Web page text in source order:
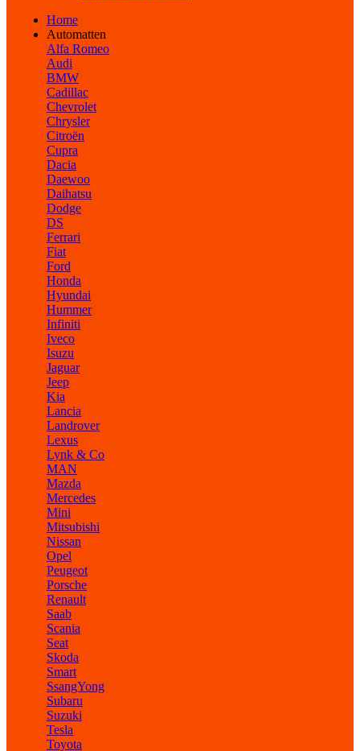
Home
Automatten
Alfa Romeo
Audi
BMW
Cadillac
Chevrolet
Chrysler
Citroën
Cupra
Dacia
Daewoo
Daihatsu
Dodge
DS
Ferrari
Fiat
Ford
Honda
Hyundai
Hummer
Infiniti
Iveco
Isuzu
Jaguar
Jeep
Kia
Lancia
Landrover
Lexus
Lynk & Co
MAN
Mazda
Mercedes
Mini
Mitsubishi
Nissan
Opel
Peugeot
Porsche
Renault
Saab
Scania
Seat
Skoda
Smart
SsangYong
Subaru
Suzuki
Tesla
Toyota